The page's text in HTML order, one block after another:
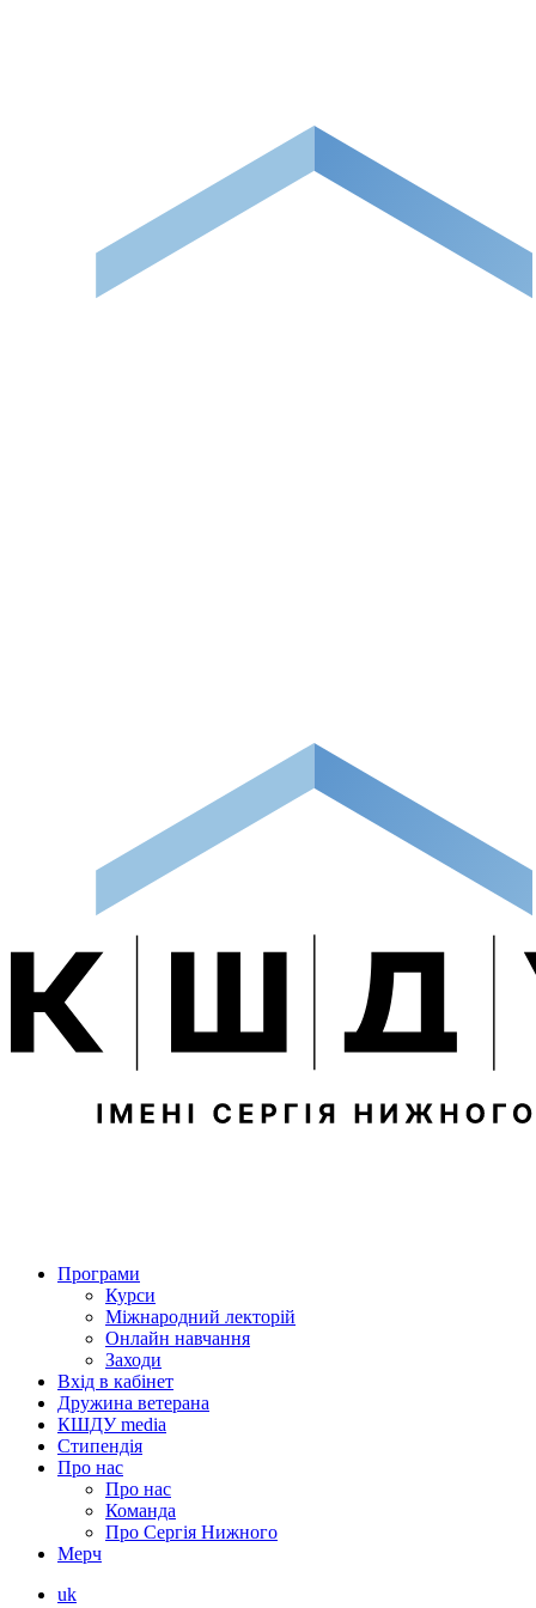
Програми
Курси
Міжнародний лекторій
Онлайн навчання
Заходи
Вхід в кабінет
Дружина ветерана
КШДУ media
Стипендія
Про нас
Про нас
Команда
Про Сергія Нижного
Мерч
uk